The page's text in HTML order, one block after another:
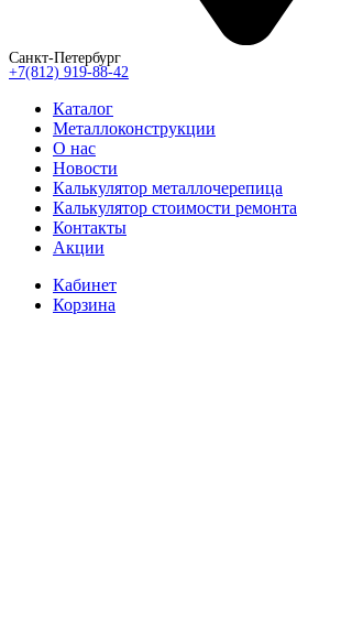
Санкт-Петербург
+7(812) 919-88-42
Каталог
Металлоконструкции
О нас
Новости
Калькулятор металлочерепица
Калькулятор стоимости ремонта
Контакты
Акции
Кабинет
Корзина